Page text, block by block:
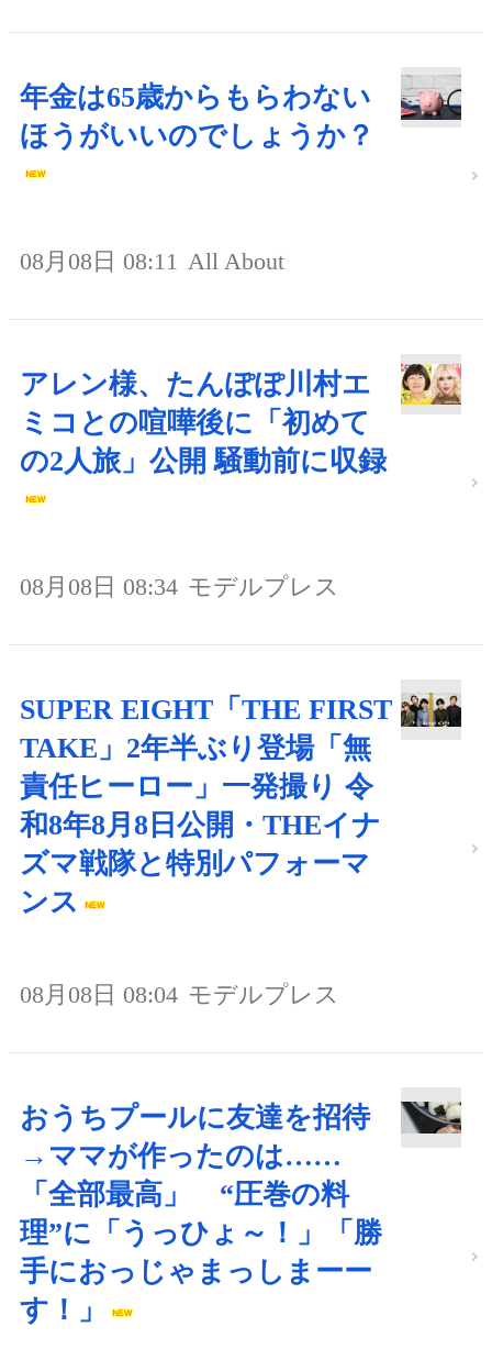
年金は65歳からもらわない
ほうがいいのでしょうか？
08月08日 08:11 All About
アレン様、たんぽぽ川村エ
ミコとの喧嘩後に「初めて
の2人旅」公開 騒動前に収録
08月08日 08:34 モデルプレス
SUPER EIGHT「THE FIRST
TAKE」2年半ぶり登場「無
責任ヒーロー」一発撮り 令
和8年8月8日公開・THEイナ
ズマ戦隊と特別パフォーマ
ンス
08月08日 08:04 モデルプレス
おうちプールに友達を招待
→ママが作ったのは……
「全部最高」 “圧巻の料
理”に「うっひょ～！」「勝
手におっじゃまっしまーー
す！」